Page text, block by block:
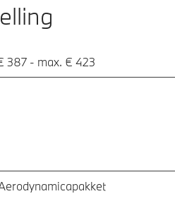
387 - max. € 423